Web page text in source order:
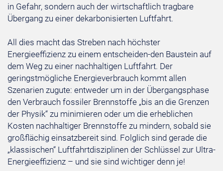
in Gefahr, sondern auch der wirtschaftlich tragbare
Übergang zu einer dekarbonisierten Luftfahrt.
All dies macht das Streben nach höchster
Energieeffizienz zu einem entscheiden-den Baustein auf
dem Weg zu einer nachhaltigen Luftfahrt. Der
geringstmögliche Energieverbrauch kommt allen
Szenarien zugute: entweder um in der Übergangsphase
den Verbrauch fossiler Brennstoffe „bis an die Grenzen
der Physik“ zu minimieren oder um die erheblichen
Kosten nachhaltiger Brennstoffe zu mindern, sobald sie
großflächig einsatzbereit sind. Folglich sind gerade die
„klassischen“ Luftfahrtdisziplinen der Schlüssel zur Ultra-
Energieeffizienz – und sie sind wichtiger denn je!